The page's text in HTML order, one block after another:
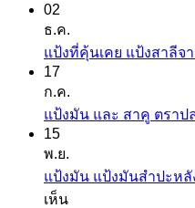
02
ธ.ค.
แป้งที่คุ้นเคย แป้งสาลีจา
17
ก.ค.
แป้งมัน และ สาคู ตราป
15
พ.ย.
แป้งมัน แป้งมันสำปะหลั
เห็นบน